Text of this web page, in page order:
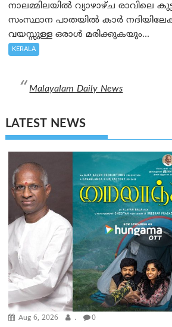
നാലമ്മിലയിൽ വ്യാഴാഴ്ച രാവിലെ
സംസ്ഥാന പാതയിൽ കാർ
വയസ്സുള്ള ഒരാൾ മരിക്കുകയും...
KERALA
Malayalam Daily News
LATEST NEWS
Aug 6, 2026 . 0